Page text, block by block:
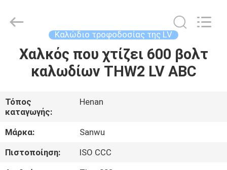
ΣΠΊΤΙ
ΠΕΡΊΠΟΥ
ΕΜΕΊΣ
Reserved.
Καλώδιο τροφοδοσίας της LV
Χαλκός που χτίζει 600 βολτ
καλωδίων THW2 LV ABC
Τόπος
καταγωγής:
Henan
Μάρκα:
Sanwu
Πιστοποίηση:
ISO CCC